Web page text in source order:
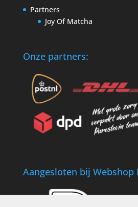
Partners
Joy Of Matcha
Onze partners:
Aangesloten bij Webshop